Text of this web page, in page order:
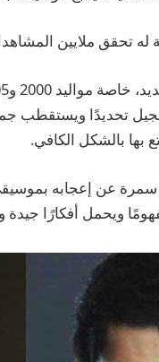
له تحقق ملايين
تحديدًا ويستقطب
بها بالشكل الكافي.
عن إعجابه بموسيقى
ويحمل أفكارًا